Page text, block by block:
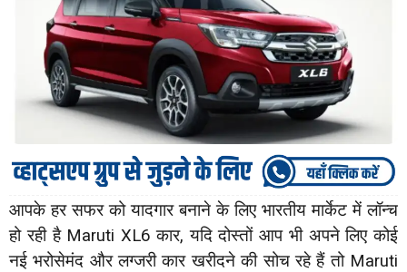
आपके हर सफर को यादगार बनाने के लिए भारतीय मार्केट में लॉन्च
हो रही है Maruti XL6 कार, यदि दोस्तों आप भी अपने लिए कोई
नई भरोसेमंद और लग्जरी कार खरीदने की सोच रहे हैं तो Maruti